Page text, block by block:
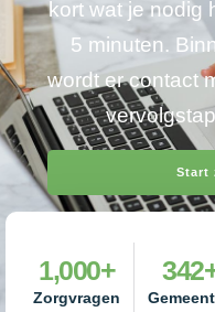
kort wat je nodig
5 minuten.
wordt er contact
Start
Zorgvragen
1,000+ 342